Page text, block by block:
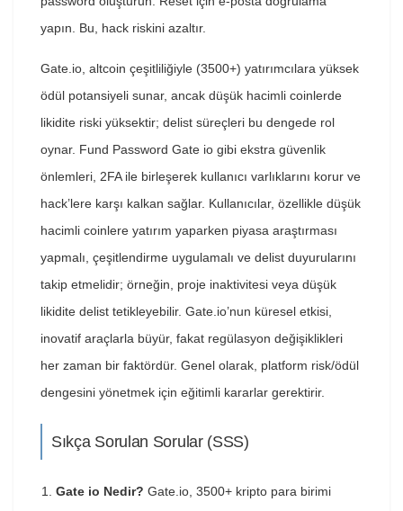
yapın. Bu, hack riskini azaltır.
Gate.io, altcoin çeşitliliğiyle (3500+) yatırımcılara yüksek
ödül potansiyeli sunar, ancak düşük hacimli coinlerde
likidite riski yüksektir; delist süreçleri bu dengede rol
oynar. Fund Password Gate io gibi ekstra güvenlik
önlemleri, 2FA ile birleşerek kullanıcı varlıklarını korur ve
hack’lere karşı kalkan sağlar. Kullanıcılar, özellikle düşük
hacimli coinlere yatırım yaparken piyasa araştırması
yapmalı, çeşitlendirme uygulamalı ve delist duyurularını
takip etmelidir; örneğin, proje inaktivitesi veya düşük
likidite delist tetikleyebilir. Gate.io’nun küresel etkisi,
inovatif araçlarla büyür, fakat regülasyon değişiklikleri
her zaman bir faktördür. Genel olarak, platform risk/ödül
dengesini yönetmek için eğitimli kararlar gerektirir.
Sıkça Sorulan Sorular (SSS)
Gate io Nedir? Gate.io, 3500+ kripto para birimi